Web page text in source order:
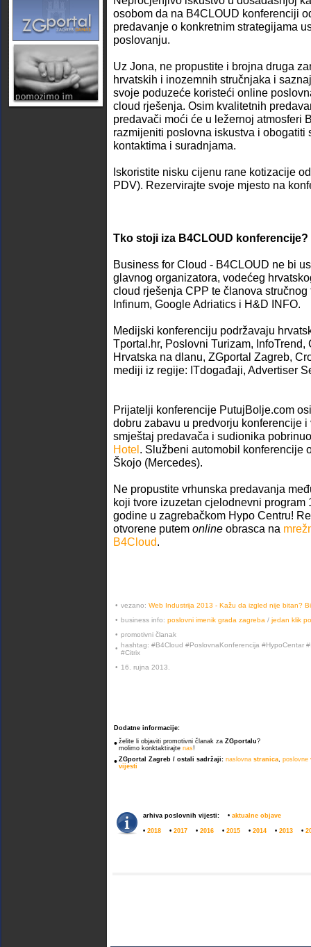
osobom da na B4CLOUD konferenciji
predavanje o konkretnim strategijama
poslovanju.
Uz Jona, ne propustite i brojna druga
hrvatskih i inozemnih stručnjaka i
svoje poduzeće koristeći online
cloud rješenja. Osim kvalitetnih
predavači moći će u ležernoj atmosferi
razmijeniti poslovna iskustva i obogatiti
kontaktima i suradnjama.
Iskoristite nisku cijenu rane kotizacije
PDV). Rezervirajte svoje mjesto na
Tko stoji iza B4CLOUD konferencije?
Business for Cloud - B4CLOUD ne bi
glavnog organizatora, vodećeg
cloud rješenja CPP te članova
Infinum, Google Adriatics i H&D INFO.
Medijski konferenciju podržavaju
Tportal.hr, Poslovni Turizam, InfoTrend,
Hrvatska na dlanu, ZGportal Zagreb,
mediji iz regije: ITdogađaji, Advertiser
Prijatelji konferencije PutujBolje.com
dobru zabavu u predvorju konferencije
smještaj predavača i sudionika
Hotel. Službeni automobil konferencije
Škojo (Mercedes).
Ne propustite vrhunska predavanja
koji tvore izuzetan cjelodnevni program
godine u zagrebačkom Hypo Centru!
otvorene putem online obrasca na
B4Cloud.
• vezano: Web Industrija 2013 - Kažu da izgled nije bitan?
• business info: poslovni imenik grada zagreba / jedan klik
• promotivni članak
• hashtag: #B4Cloud #PoslovnaKonferencija #HypoCentar
#Citrix
• 16. rujna 2013.
Dodatne informacije:
• želite li objaviti promotivni članak za ZGportalu?
molimo konktaktirajte nas!
• ZGportal Zagreb / ostali sadržaji: naslovna stranica, poslovne
vijesti
arhiva poslovnih vijesti: • aktualne objave
• 2018 • 2017 • 2016 • 2015 • 2014 • 2013 •